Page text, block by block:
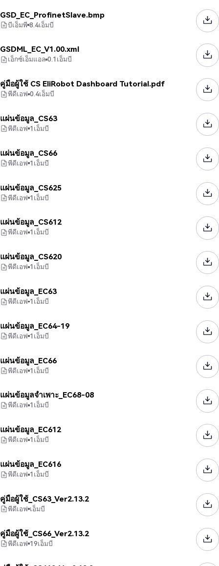
GSD_EC_ProfinetSlave.bmp
บีเอ็มพี 8.4เอ็มบี
GSDML_EC_V1.00.xml
เอ็กซ์เอ็มแอล 0.1เอ็มบี
คู่มือผู้ใช้ CS EliRobot Dashboard Tutorial.pdf
พีดีเอฟ 0.4เอ็มบี
แผ่นข้อมูล_CS63
พีดีเอฟ 1เอ็มบี
แผ่นข้อมูล_CS66
พีดีเอฟ 1เอ็มบี
แผ่นข้อมูล_CS625
พีดีเอฟ 1เอ็มบี
แผ่นข้อมูล_CS612
พีดีเอฟ 1เอ็มบี
แผ่นข้อมูล_CS620
พีดีเอฟ 1เอ็มบี
แผ่นข้อมูล_EC63
พีดีเอฟ 1เอ็มบี
แผ่นข้อมูล_EC64-19
พีดีเอฟ 1เอ็มบี
แผ่นข้อมูล_EC66
พีดีเอฟ 1เอ็มบี
แผ่นข้อมูลจำเพาะ_EC68-08
พีดีเอฟ 1เอ็มบี
แผ่นข้อมูล_EC612
พีดีเอฟ 1เอ็มบี
แผ่นข้อมูล_EC616
พีดีเอฟ 1เอ็มบี
คู่มือผู้ใช้_CS63_Ver2.13.2
พีดีเอฟ เอ็มบี
คู่มือผู้ใช้_CS66_Ver2.13.2
พีดีเอฟ 19เอ็มบี